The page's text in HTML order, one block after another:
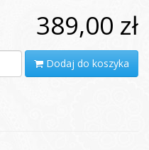
389,00 zł
Dodaj do koszyka